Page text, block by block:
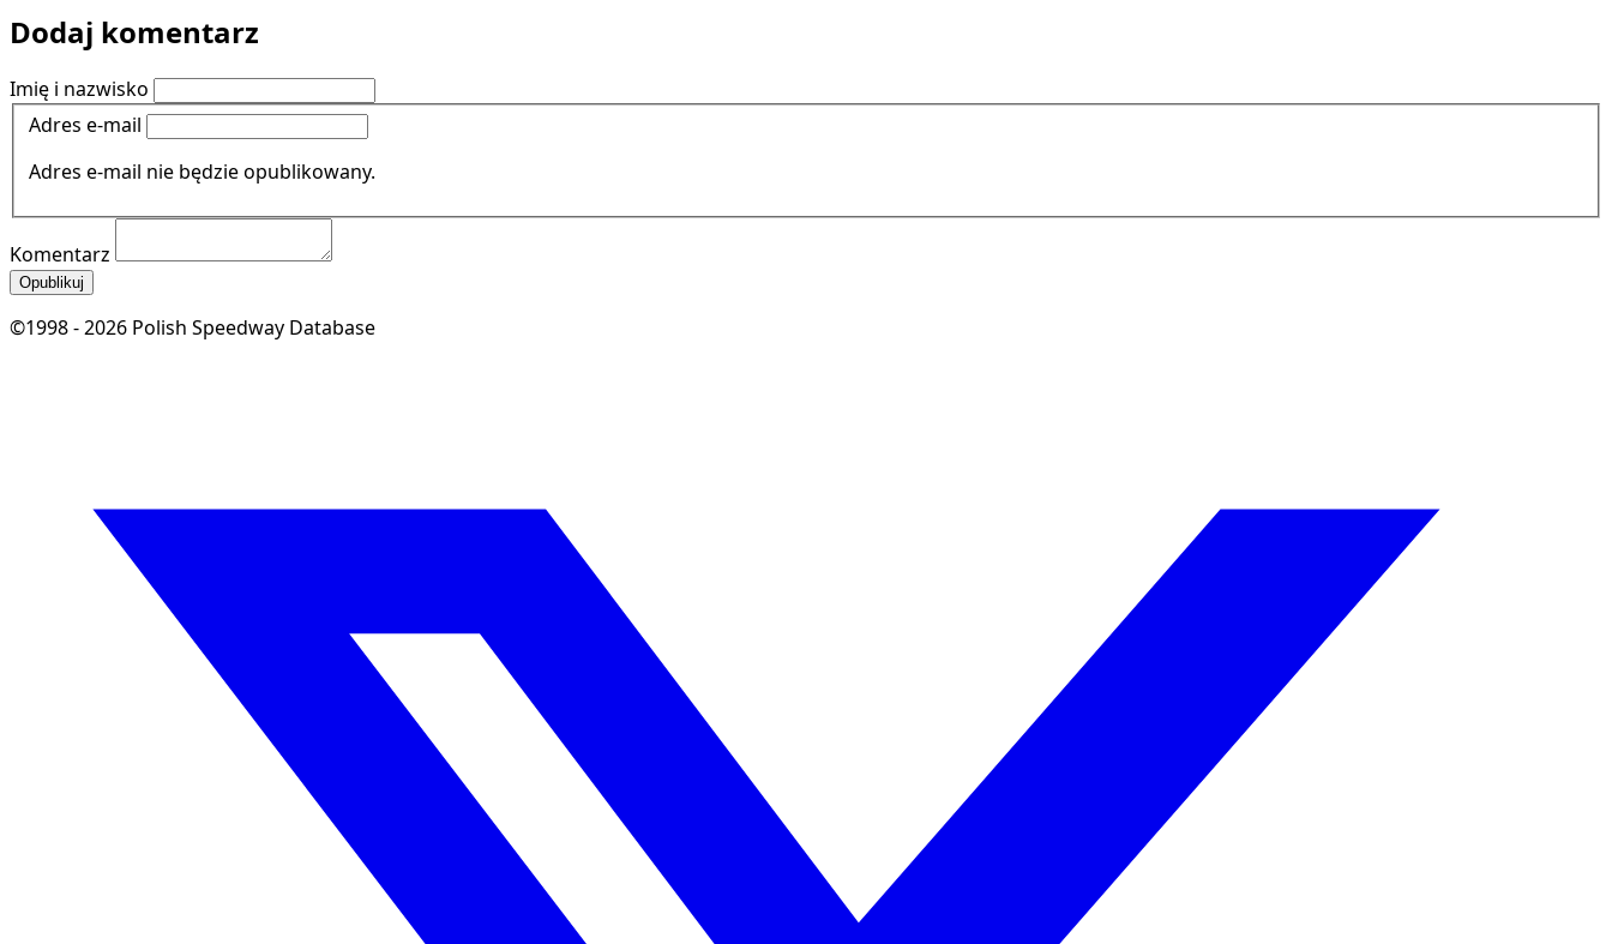
Dodaj komentarz
Imię i nazwisko
Adres e-mail
Adres e-mail nie będzie opublikowany.
Komentarz
Opublikuj
©1998 - 2026 Polish Speedway Database